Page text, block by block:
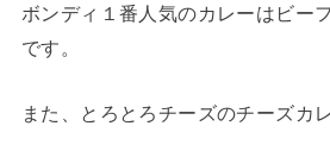
ボンディ１番人気のカレーはビー
です。
また、とろとろチーズのチーズカ